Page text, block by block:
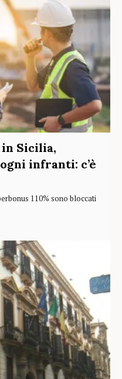
Sicilia,
infranti: c’è
110% sono bloccati